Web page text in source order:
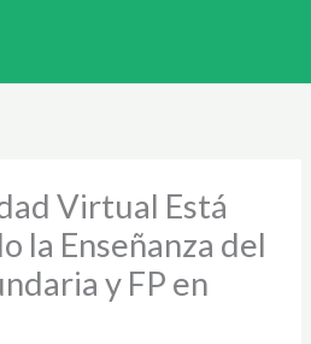
Virtual Está
la Enseñanza del
y FP en